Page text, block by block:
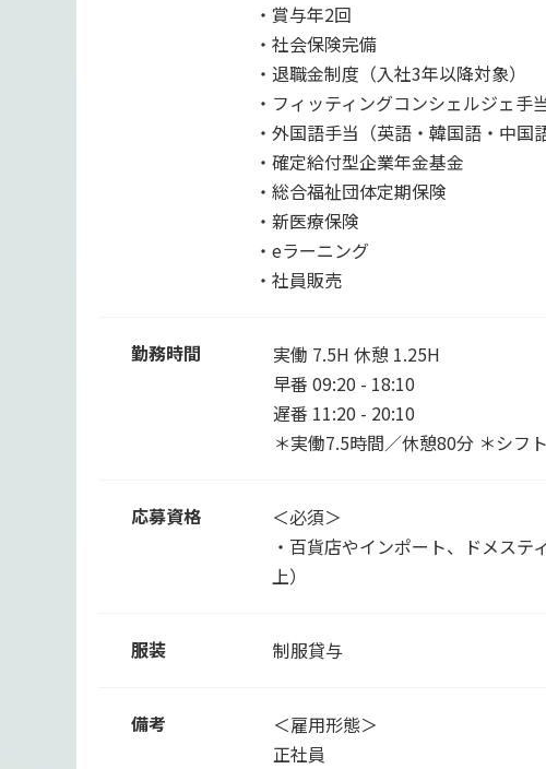
・賞与年2回
・社会保険完備
・退職金制度（入社3年以降対象）
・フィッティングコンシェルジェ手
・外国語手当（英語・韓国語・中国語
・確定給付型企業年金基金
・総合福祉団体定期保険
・新医療保険
・eラーニング
・社員販売
勤務時間
実働 7.5H 休憩 1.25H
早番 09:20 - 18:10
遅番 11:20 - 20:10
＊実働7.5時間／休憩80分 ＊シフ
応募資格
＜必須＞
・百貨店やインポート、ドメス
上）
服装 制服貸与
備考
＜雇用形態＞
正社員